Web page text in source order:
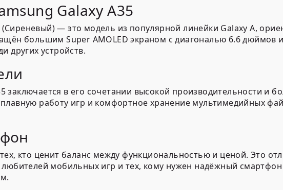
Galaxy A35
(Сиреневый) — это модель из популярной линейки Galaxy А,
большим Super AMOLED экраном с диагональю 6.6
других устройств.
заключается в его сочетании высокой производительности и
работу игр и комфортное хранение мультимедийных
кто ценит баланс между функциональностью и ценой. Это
мобильных игр и тех, кому нужен надёжный смартфон